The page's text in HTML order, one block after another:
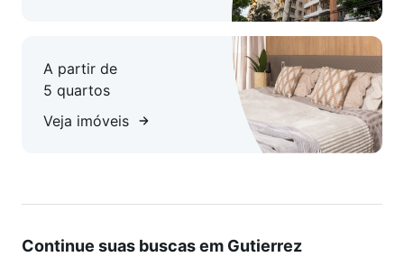
A partir de
5 quartos
Veja imóveis
Continue suas buscas em Gutierrez